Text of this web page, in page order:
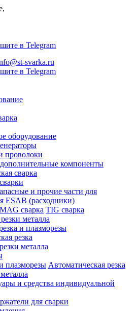
в Telegram
svarka.ru
в Telegram
оборудование
проволоки
компоненты
сварка
и прочие части для
ESAB (расходники)
сварка TIG сварка
металла
и плазморезы
резка
металла
плазморезы Автоматическая резка
и средства индивидуальной
для сварки